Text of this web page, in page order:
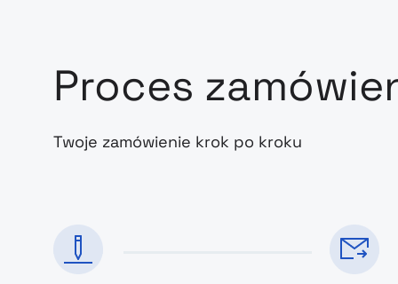
Proces
Twoje zamówienie krok po kroku